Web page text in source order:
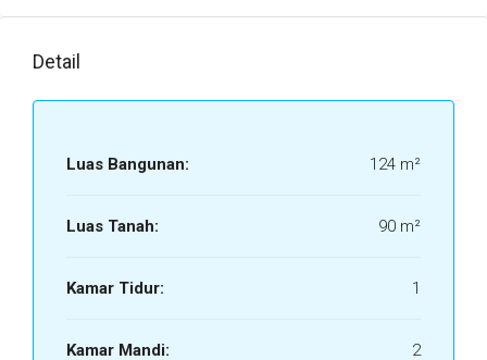
Detail
Luas Bangunan: 124 m²
Luas Tanah: 90 m²
Kamar Tidur: 1
Kamar Mandi: 2